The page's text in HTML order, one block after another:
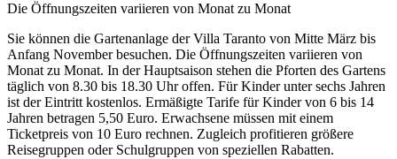
Die Öffnungszeiten variieren von Monat zu Monat
Sie können die Gartenanlage der Villa Taranto von Mitte März bis
Anfang November besuchen. Die Öffnungszeiten variieren von
Monat zu Monat. In der Hauptsaison stehen die Pforten des Gartens
täglich von 8.30 bis 18.30 Uhr offen. Für Kinder unter sechs Jahren
ist der Eintritt kostenlos. Ermäßigte Tarife für Kinder von 6 bis 14
Jahren betragen 5,50 Euro. Erwachsene müssen mit einem
Ticketpreis von 10 Euro rechnen. Zugleich profitieren größere
Reisegruppen oder Schulgruppen von speziellen Rabatten.